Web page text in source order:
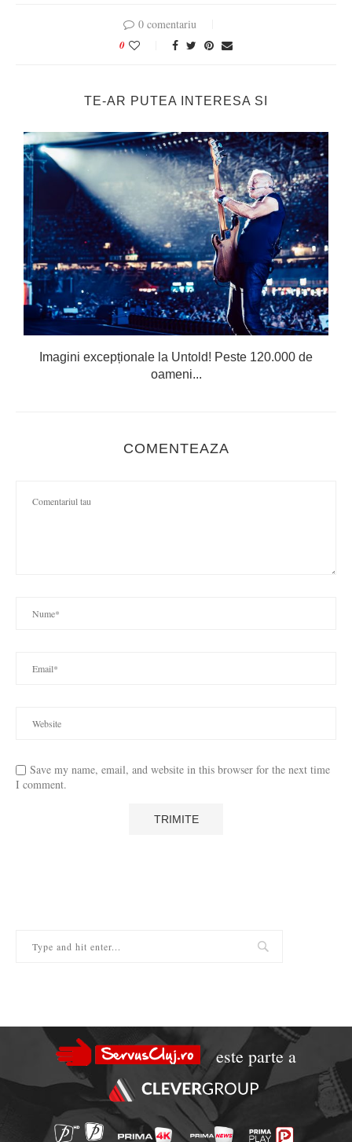
0 comentariu
0
TE-AR PUTEA INTERESA SI
Imagini excepționale la Untold! Peste 120.000 de
oameni...
COMENTEAZA
Save my name, email, and website in this browser for the next time
I comment.
este parte a